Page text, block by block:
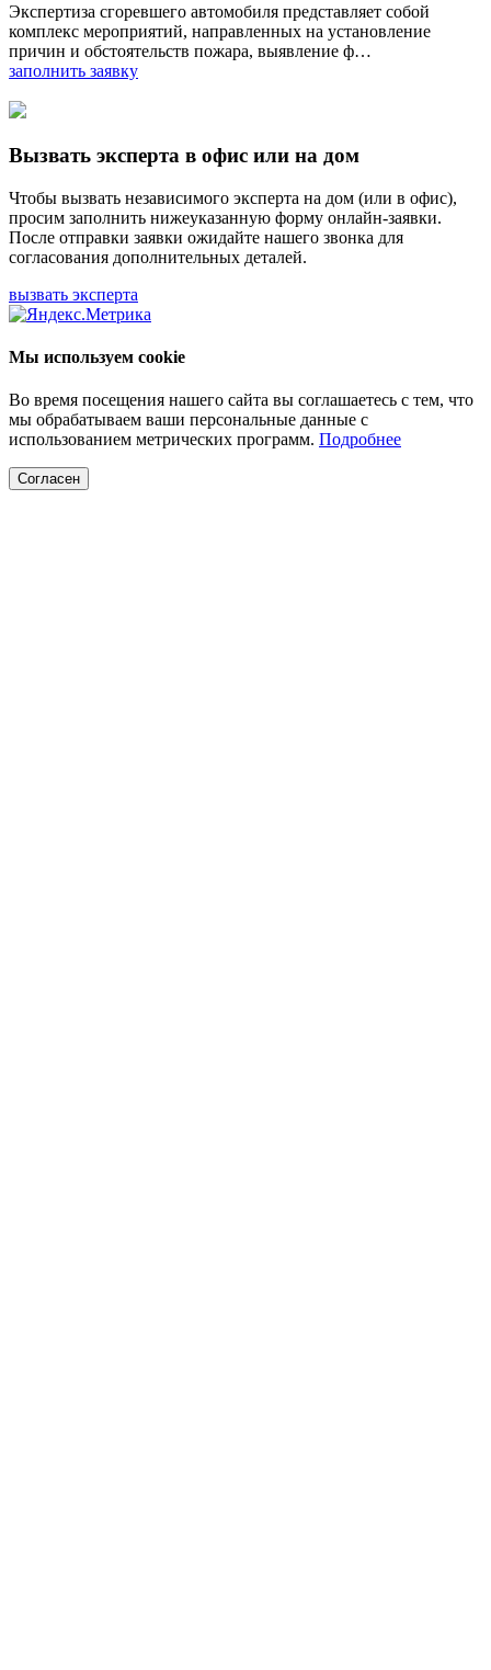
Экспертиза сгоревшего автомобиля представляет собой
комплекс мероприятий, направленных на установление
причин и обстоятельств пожара, выявление ф…
заполнить заявку
Вызвать эксперта в офис или на дом
Чтобы вызвать независимого эксперта на дом (или в офис),
просим заполнить нижеуказанную форму онлайн-заявки.
После отправки заявки ожидайте нашего звонка для
согласования дополнительных деталей.
вызвать эксперта
Мы используем cookie
Во время посещения нашего сайта вы соглашаетесь с тем, что
мы обрабатываем ваши персональные данные с
использованием метрических программ. Подробнее
Согласен